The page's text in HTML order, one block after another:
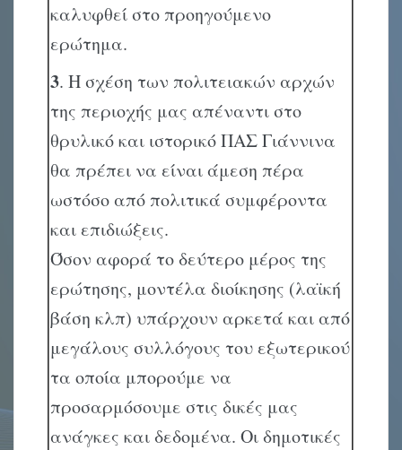
καλυφθεί στο προηγούμενο
ερώτημα.
3. Η σχέση των πολιτειακών αρχών
της περιοχής μας απέναντι στο
θρυλικό και ιστορικό ΠΑΣ Γιάννινα
θα πρέπει να είναι άμεση πέρα
ωστόσο από πολιτικά συμφέροντα
και επιδιώξεις.
Όσον αφορά το δεύτερο μέρος της
ερώτησης, μοντέλα διοίκησης (λαϊκή
βάση κλπ) υπάρχουν αρκετά και από
μεγάλους συλλόγους του εξωτερικού
τα οποία μπορούμε να
προσαρμόσουμε στις δικές μας
ανάγκες και δεδομένα. Οι δημοτικές